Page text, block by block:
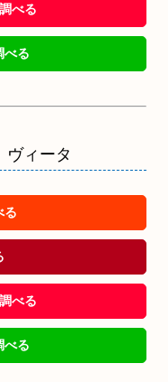
べる
べる
ヴィータ
る
べる
べる